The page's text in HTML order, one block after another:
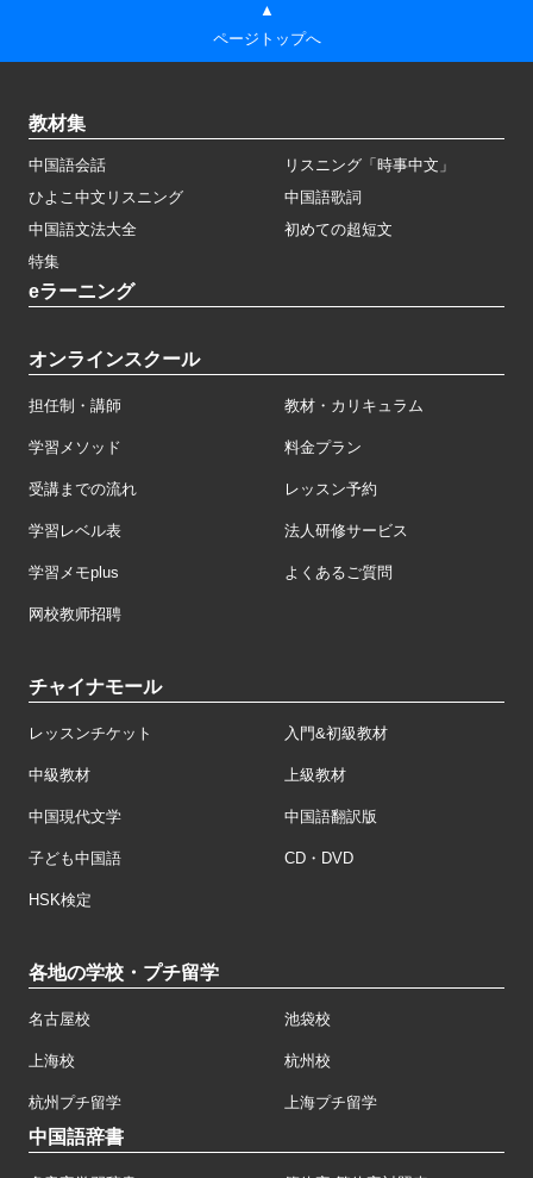
▲
ページトップへ
教材集
中国語会話
リスニング「時事中文」
ひよこ中文リスニング
中国語歌詞
中国語文法大全
初めての超短文
特集
eラーニング
オンラインスクール
担任制・講師 教材・カリキュラム
学習メソッド 料金プラン
受講までの流れ レッスン予約
学習レベル表 法人研修サービス
学習メモplus よくあるご質問
网校教师招聘
チャイナモール
レッスンチケット 入門&初級教材
中級教材 上級教材
中国現代文学 中国語翻訳版
子ども中国語 CD・DVD
HSK検定
各地の学校・プチ留学
名古屋校 池袋校
上海校 杭州校
杭州プチ留学 上海プチ留学
中国語辞書